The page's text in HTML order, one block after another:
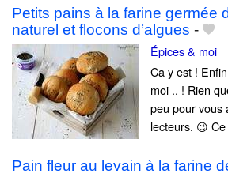
Petits pains à la farine germée
naturel et flocons d’algues -
Épices & moi
Ca y est !
moi .. ! Rien
peu pour vous
lecteurs. 😉 Ce
Pain fleur au levain à la farine